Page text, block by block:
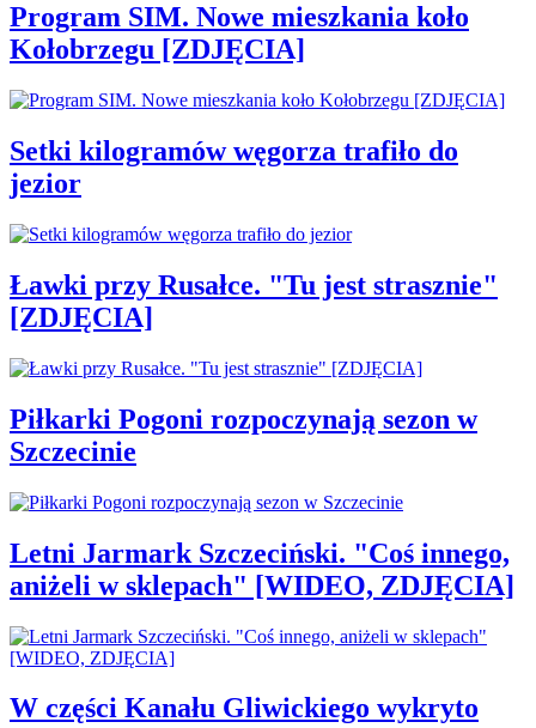
Program SIM. Nowe mieszkania koło
Kołobrzegu [ZDJĘCIA]
Setki kilogramów węgorza trafiło do
jezior
Ławki przy Rusałce. "Tu jest strasznie"
[ZDJĘCIA]
Piłkarki Pogoni rozpoczynają sezon w
Szczecinie
Letni Jarmark Szczeciński. "Coś innego,
aniżeli w sklepach" [WIDEO, ZDJĘCIA]
W części Kanału Gliwickiego wykryto